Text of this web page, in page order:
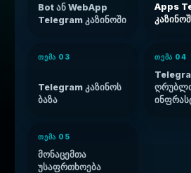
Bot ან WebApp
Telegram კაზინოში
Apps
ᲗᲔᲛᲐ 03
Telegram კაზინოს
ბაზა
ᲗᲔᲛᲐ 04
ᲗᲔᲛᲐ 05
მონაცემთა
უსაფრთხოება